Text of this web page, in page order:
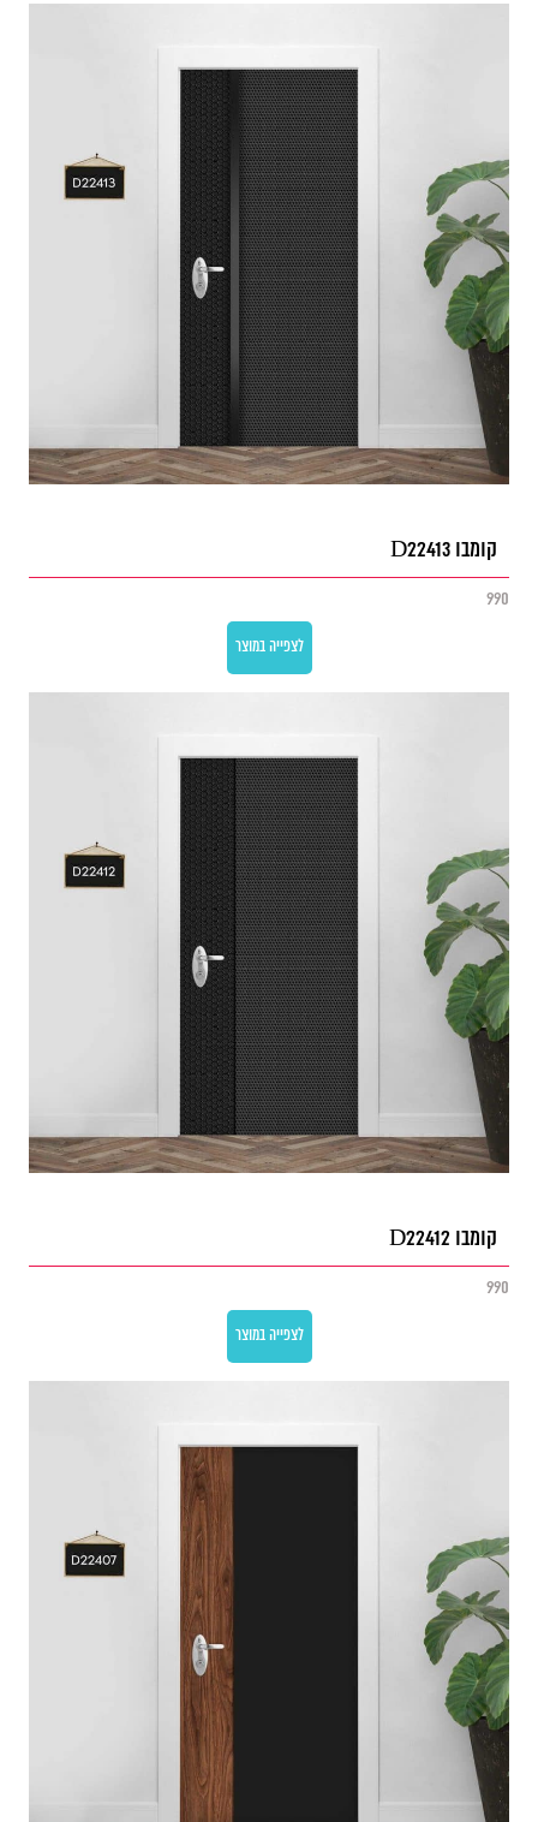
קומבו D22413
990
לצפייה במוצר
קומבו D22412
990
לצפייה במוצר